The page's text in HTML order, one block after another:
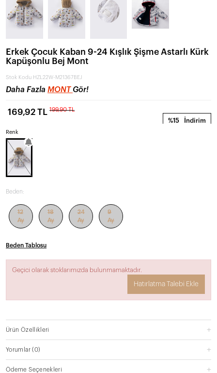
Erkek Çocuk Kaban 9-24 Kışlık Şişme Astarlı Kürk
Kapüşonlu Bej Mont
Stok Kodu HZL22W-M21367BEJ
Daha Fazla MONT Gör!
%15 İndirim
169,92 TL 199,90 TL
Renk
Beden:
12
Ay
18
Ay
24
Ay
9
Ay
Beden Tablosu
Geçici olarak stoklarımızda bulunmamaktadır.
Hatırlatma Talebi Ekle
Ürün Özellikleri
Yorumlar(0)
Ödeme Seçenekleri